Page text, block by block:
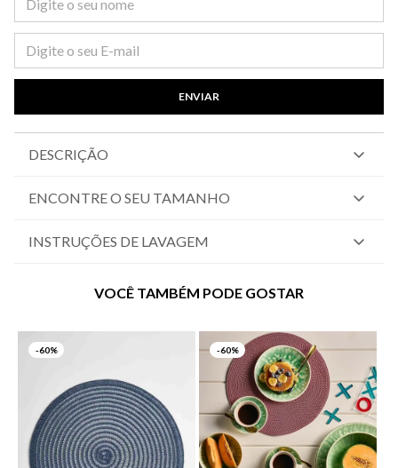
ENVIAR
DESCRIÇÃO
ENCONTRE O SEU TAMANHO
INSTRUÇÕES DE LAVAGEM
VOCÊ TAMBÉM PODE GOSTAR
-60% -60%